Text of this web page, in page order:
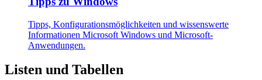
Tipps, Konfigurationsmöglichkeiten und wissenswerte
Informationen Microsoft Windows und Microsoft-
Anwendungen.
Listen und Tabellen